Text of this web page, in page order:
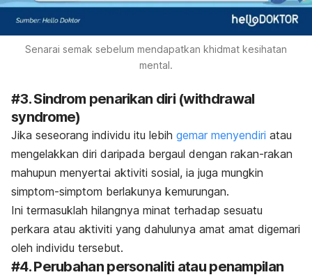
Senarai semak sebelum mendapatkan khidmat kesihatan
mental.
#3. Sindrom penarikan diri (withdrawal
syndrome)
Jika seseorang individu itu lebih gemar menyendiri atau
mengelakkan diri daripada bergaul dengan rakan-rakan
mahupun menyertai aktiviti sosial, ia juga mungkin
simptom-simptom berlakunya kemurungan.
Ini termasuklah hilangnya minat terhadap sesuatu
perkara atau aktiviti yang dahulunya amat amat digemari
oleh individu tersebut.
#4. Perubahan personaliti atau penampilan